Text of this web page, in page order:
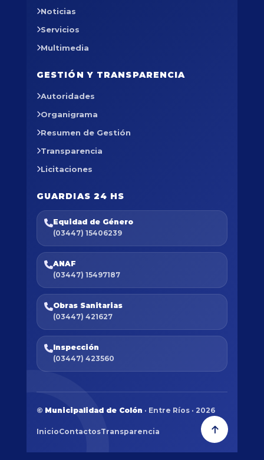
Noticias
Servicios
Multimedia
GESTIÓN Y TRANSPARENCIA
Autoridades
Organigrama
Resumen de Gestión
Transparencia
Licitaciones
GUARDIAS 24 HS
Equidad de Género
(03447) 15406239
ANAF
(03447) 15497187
Obras Sanitarias
(03447) 421627
Inspección
(03447) 423560
© Municipalidad de Colón · Entre Ríos · 2026
InicioContactosTransparencia